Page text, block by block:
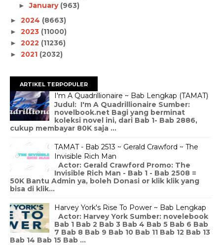
►January (963)
► 2024 (8663)
► 2023 (11000)
► 2022 (11236)
► 2021 (2032)
ARTIKEL TERPOPULER
I'm A Quadrillionaire ~ Bab Lengkap (TAMAT)
Judul: I'm A Quadrillionaire Sumber:
novelbook.net Bagi yang berminat
koleksi novel ini, dari Bab 1- Bab 2886,
cukup membayar 80K saja ...
TAMAT - Bab 2513 ~ Gerald Crawford ~ The
Invisible Rich Man
Actor: Gerald Crawford Promo: The
Invisible Rich Man - Bab 1 - Bab 2508 =
50K Bantu Admin ya, boleh Donasi or klik klik yang
bisa di klik...
Harvey York's Rise To Power ~ Bab Lengkap
Actor: Harvey York Sumber: novelebook
Bab 1 Bab 2 Bab 3 Bab 4 Bab 5 Bab 6 Bab
7 Bab 8 Bab 9 Bab 10 Bab 11 Bab 12 Bab 13
Bab 14 Bab 15 Bab ...